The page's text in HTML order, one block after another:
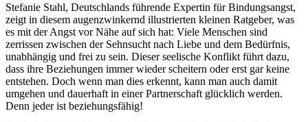
Stefanie Stahl, Deutschlands führende Expertin für Bindungsangst,
zeigt in diesem augenzwinkernd illustrierten kleinen Ratgeber, was
es mit der Angst vor Nähe auf sich hat: Viele Menschen sind
zerrissen zwischen der Sehnsucht nach Liebe und dem Bedürfnis,
unabhängig und frei zu sein. Dieser seelische Konflikt führt dazu,
dass ihre Beziehungen immer wieder scheitern oder erst gar keine
entstehen. Doch wenn man dies erkennt, kann man auch damit
umgehen und dauerhaft in einer Partnerschaft glücklich werden.
Denn jeder ist beziehungsfähig!